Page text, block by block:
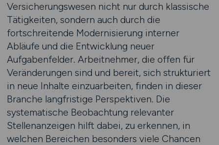
Versicherungswesen nicht nur durch klassische
Tätigkeiten, sondern auch durch die
fortschreitende Modernisierung interner
Abläufe und die Entwicklung neuer
Aufgabenfelder. Arbeitnehmer, die offen für
Veränderungen sind und bereit, sich strukturiert
in neue Inhalte einzuarbeiten, finden in dieser
Branche langfristige Perspektiven. Die
systematische Beobachtung relevanter
Stellenanzeigen hilft dabei, zu erkennen, in
welchen Bereichen besonders viele Chancen